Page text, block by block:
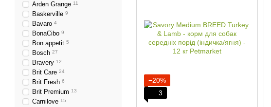
−20%
3
Arden Grange 11
Baskerville 9
Bavaro 4
BonaCibo 9
Bon appetit 5
Bosch 27
Bravery 12
Brit Care 24
Brit Fresh 6
Brit Premium 13
Carnilove 15